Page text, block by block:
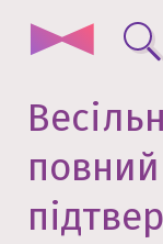
повний